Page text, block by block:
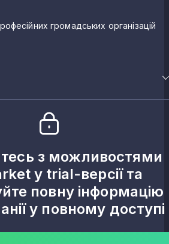
громадських організацій
з можливостями
у trial-версії та
повну інформацію
у повному доступі